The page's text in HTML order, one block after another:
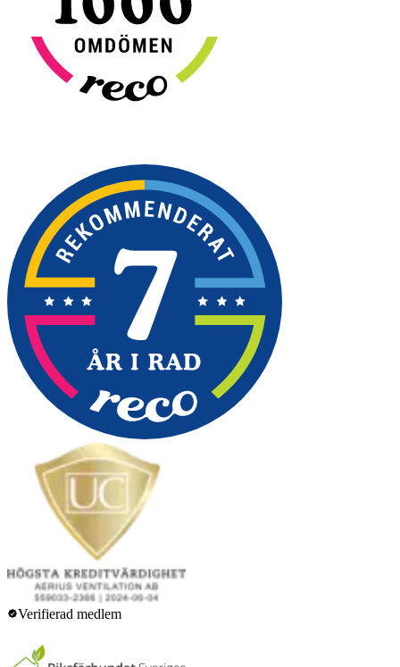
Verifierad medlem